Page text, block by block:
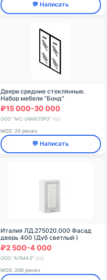
💬 Написать
Двери средние стеклянные.
Набор мебели "Бонд"
₽15 000-30 000
ООО "МС-ОФИСПРО" 🇷🇺
МОЗ: 20 pieces
💬 Написать
Италия ЛД.275020.000 Фасад
дверь 400 (Дуб светлый )
₽2 500-4 000
ООО "АЛМАЗ" 🇷🇺
МОЗ: 200 pieces